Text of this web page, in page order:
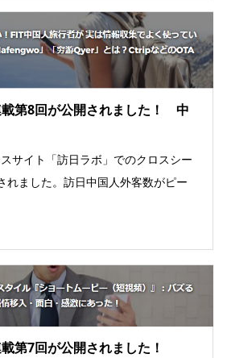
第8回が公開されました！ 中
サイト「訪日ラボ」でのクロスシー
れました。訪日中国人外客数がピー
載第7回が公開されました！